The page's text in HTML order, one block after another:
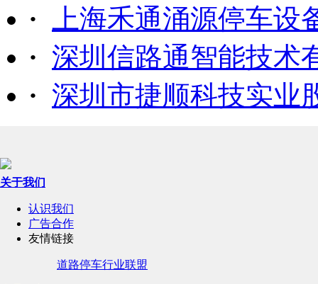
·
上海禾通涌源停车设
· 深圳信路通智能技术
· 深圳市捷顺科技实业
关于我们
认识我们
广告合作
友情链接
道路停车行业联盟